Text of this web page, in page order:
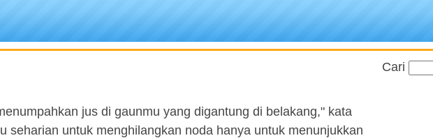
jus di gaunmu yang digantung di belakang," kata
seharian untuk menghilangkan noda hanya untuk menunjukkan
Cari